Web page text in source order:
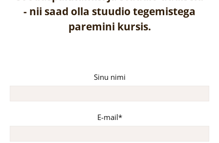
- nii saad olla stuudio tegemistega
paremini kursis.
Sinu nimi
E-mail